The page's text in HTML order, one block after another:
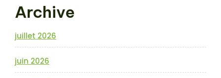
Archive
juillet 2026
juin 2026